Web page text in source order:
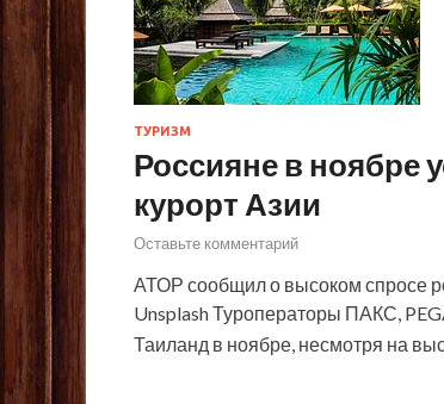
ТУРИЗМ
Россияне в ноябре
курорт Азии
Оставьте комментарий
АТОР сообщил о высоком спросе
Unsplash Туроператоры ПАКС,
Таиланд в ноябре, несмотря на